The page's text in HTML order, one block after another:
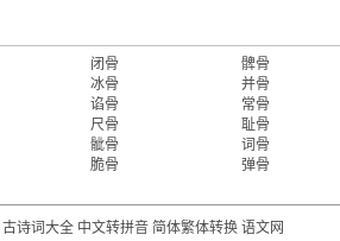
闭骨
髀骨
冰骨
并骨
谄骨
常骨
尺骨
耻骨
骴骨
词骨
脆骨 弹骨
古诗词大全 中文转拼音 简体繁体转换 语文网